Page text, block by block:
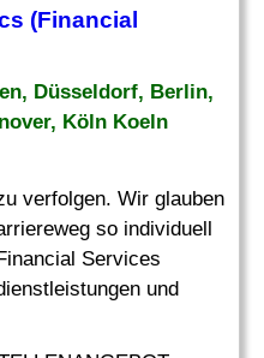
(Financial
Düsseldorf, Berlin,
Köln Koeln
verfolgen. Wir glauben
so individuell
Services
und